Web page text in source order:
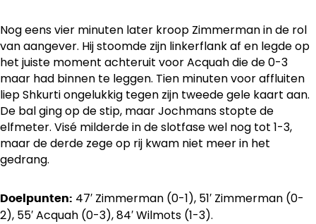
Nog eens vier minuten later kroop Zimmerman in de rol
van aangever. Hij stoomde zijn linkerflank af en legde op
het juiste moment achteruit voor Acquah die de 0-3
maar had binnen te leggen. Tien minuten voor affluiten
liep Shkurti ongelukkig tegen zijn tweede gele kaart aan.
De bal ging op de stip, maar Jochmans stopte de
elfmeter. Visé milderde in de slotfase wel nog tot 1-3,
maar de derde zege op rij kwam niet meer in het
gedrang.
Doelpunten: 47′ Zimmerman (0-1), 51′ Zimmerman (0-
2), 55′ Acquah (0-3), 84′ Wilmots (1-3).